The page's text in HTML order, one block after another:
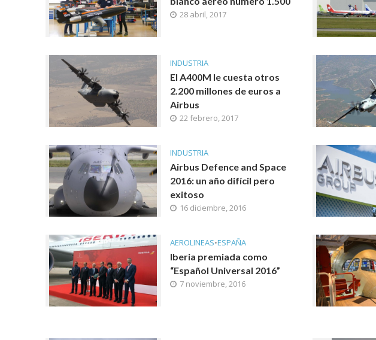
28 abril, 2017
INDUSTRIA
El A400M le cuesta otros
2.200 millones de euros a
Airbus
22 febrero, 2017
INDUSTRIA
Airbus Defence and Space
2016: un año difícil pero
exitoso
16 diciembre, 2016
AEROLINEAS•ESPAÑA
Iberia premiada como
“Español Universal 2016”
7 noviembre, 2016